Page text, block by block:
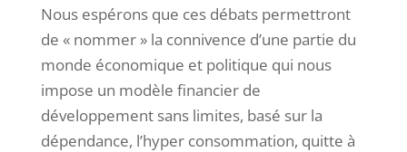
Nous espérons que ces débats permettront
de « nommer » la connivence d’une partie du
monde économique et politique qui nous
impose un modèle financier de
développement sans limites, basé sur la
dépendance, l’hyper consommation, quitte à